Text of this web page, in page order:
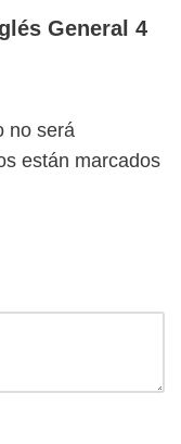
General 4
no será
están marcados